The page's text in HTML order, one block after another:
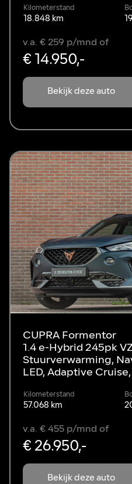
Kilometerstand
18.848 km
Bekijk deze auto
v.a. € 259 p/mnd of
€ 14.950,-
CUPRA Formentor
1.4 e-Hybrid 245pk
Stuurverwarming,
LED, Adaptive Cruise,
Kilometerstand
57.068 km
Bekijk deze auto
v.a. € 455 p/mnd of
€ 26.950,-